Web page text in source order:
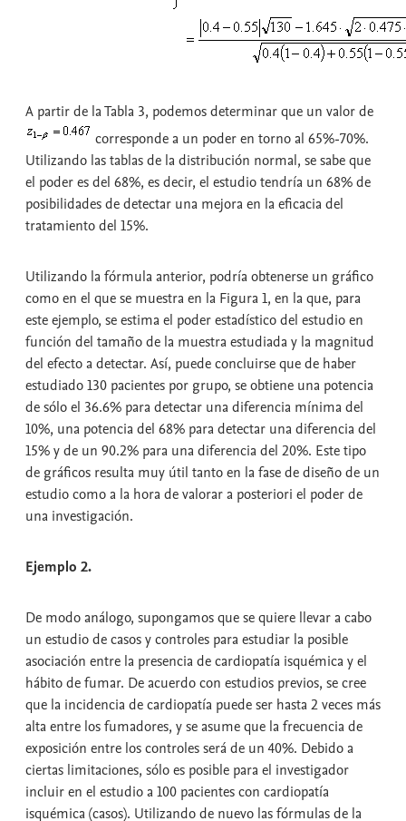
A partir de la Tabla 3, podemos determinar que un valor de
corresponde a un poder en torno al 65%-70%.
Utilizando las tablas de la distribución normal, se sabe que
el poder es del 68%, es decir, el estudio tendría un 68% de
posibilidades de detectar una mejora en la eficacia del
tratamiento del 15%.
Utilizando la fórmula anterior, podría obtenerse un gráfico
como en el que se muestra en la Figura 1, en la que, para
este ejemplo, se estima el poder estadístico del estudio en
función del tamaño de la muestra estudiada y la magnitud
del efecto a detectar. Así, puede concluirse que de haber
estudiado 130 pacientes por grupo, se obtiene una potencia
de sólo el 36.6% para detectar una diferencia mínima del
10%, una potencia del 68% para detectar una diferencia del
15% y de un 90.2% para una diferencia del 20%. Este tipo
de gráficos resulta muy útil tanto en la fase de diseño de un
estudio como a la hora de valorar a posteriori el poder de
una investigación.
Ejemplo 2.
De modo análogo, supongamos que se quiere llevar a cabo
un estudio de casos y controles para estudiar la posible
asociación entre la presencia de cardiopatía isquémica y el
hábito de fumar. De acuerdo con estudios previos, se cree
que la incidencia de cardiopatía puede ser hasta 2 veces más
alta entre los fumadores, y se asume que la frecuencia de
exposición entre los controles será de un 40%. Debido a
ciertas limitaciones, sólo es posible para el investigador
incluir en el estudio a 100 pacientes con cardiopatía
isquémica (casos). Utilizando de nuevo las fórmulas de la